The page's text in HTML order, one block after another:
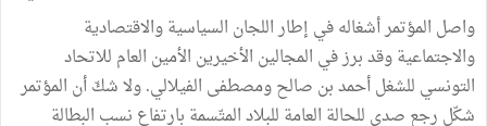
واصل المؤتمرأشغالهفي إطاراللجان السياسيةوالاقتصادية
والاجتماعيةوقدبرزفي المجالين الأخيرين الأمين العام للاتحاد
التونسي للشغلأحمدبن صالحومصطفى الفيلالي.ولاشكّأن المؤتمر
شكّل رجع صدى للحالة العامة للبلادالمتّسمة بارتفاع نسب البطالة